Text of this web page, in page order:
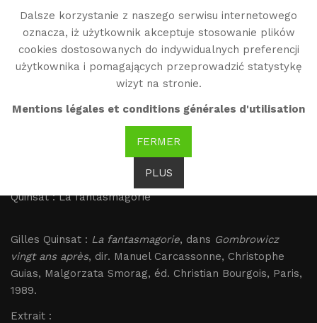
Dalsze korzystanie z naszego serwisu internetowego
oznacza, iż użytkownik akceptuje stosowanie plików
cookies dostosowanych do indywidualnych preferencji
użytkownika i pomagających przeprowadzić statystykę
wizyt na stronie.
Mentions légales et conditions générales d'utilisation
FERMER
PLUS
Witold Gombrowicz
Quinsat : La
fantasmagorie
Quinsat : La fantasmagorie
Gilles Quinsat : La fantasmagorie, dans Gombrowicz
vingt ans après, dir. Manuel Carcassonne, Christophe
Guias, Malgorzata Smorag, éd. Christian Bourgois, Paris,
1989.
Extrait :